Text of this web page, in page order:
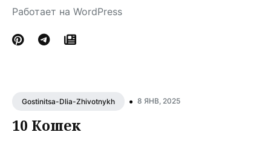
Работает на WordPress
Gostinitsa-Dlia-Zhivotnykh • 8 ЯНВ, 2025
10 Кошек